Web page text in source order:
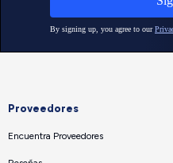
Proveedores
Encuentra Proveedores